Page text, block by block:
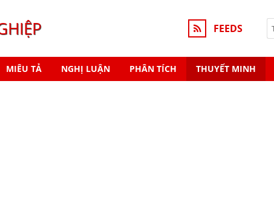
FEEDS
MIÊU TẢ NGHỊ LUẬN PHÂN TÍCH THUYẾT MINH